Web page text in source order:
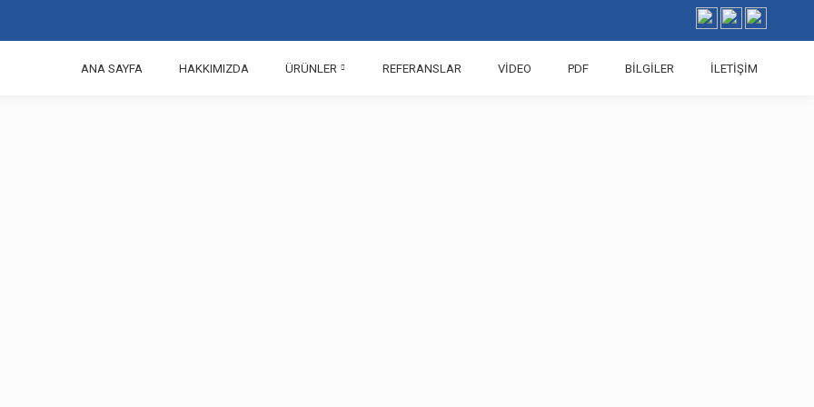
ANA SAYFA HAKKIMIZDA ÜRÜNLER REFERANSLAR VIDEO PDF BILGILER İLETIŞIM